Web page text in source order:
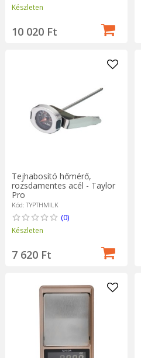
Készleten
10 020 Ft
Tejhabosító hőmérő,
rozsdamentes acél - Taylor
Pro
Kód: TYPTHMILK
(0)
Készleten
7 620 Ft